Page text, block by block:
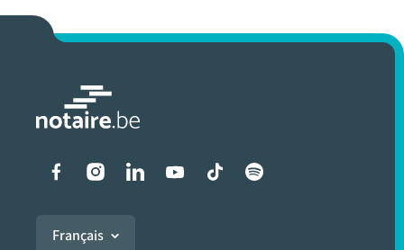
Liens vers les réseaux
Français